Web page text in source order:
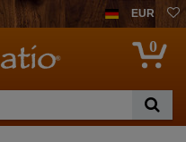
EUR
0